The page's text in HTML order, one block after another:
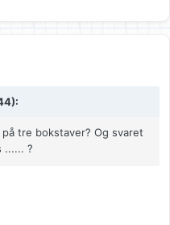
tre bokstaver? Og svaret
...... ?